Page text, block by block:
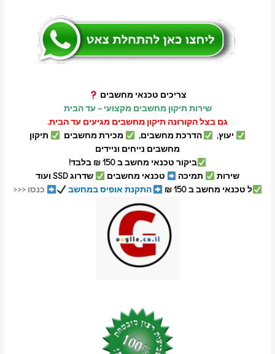
צריכים טכנאי מחשבים
שירות תיקון מחשבים מקצועי – עד הבית
גם בצל הקורונה תיקון מחשבים מגיעים עד הבית.
יעוץ,
הדרכת מחשבים, מכירת מחשבים
תיקון
מחשבים נייחים וניידים
ביקור טכנאי מחשב ב 150 ₪ בלבד!
שירות
תמיכה טכנאי מחשבים
שדרוג SSD ועוד
ל טכנאי מחשב ב 150 ₪
התקנת אופיס במחשב כנסו <<<